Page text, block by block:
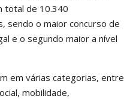
total de 10.340
sendo o maior concurso de
e o segundo maior a nível
em várias categorias, entre
mobilidade,